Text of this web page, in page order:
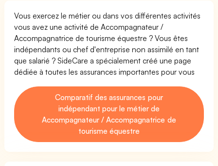
Vous exercez le métier ou dans vos différentes activités
vous avez une activité de Accompagnateur /
Accompagnatrice de tourisme équestre ? Vous êtes
indépendants ou chef d'entreprise non assimilé en tant
que salarié ? SideCare a spécialement créé une page
dédiée à toutes les assurances importantes pour vous
Comparatif des assurances pour
indépendant pour le métier de
Accompagnateur / Accompagnatrice de
tourisme équestre